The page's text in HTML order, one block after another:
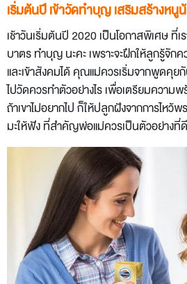
เริ่มต้นปี เข้าวัดทำบุญ เสริมสร้างหนู
เช้าวันเริ่มต้นปี 2020 เป็นโอกาสพิเศษ ที่เ
บาตร ทำบุญ นะคะ เพราะจะฝึกให้ลูกรู้จัก
และเข้าสังคมได้ คุณแม่ควรเริ่มจากพูดคุย
ไปวัดควรทำตัวอย่างไร เพื่อเตรียมความ
ถ้าเขาไม่อยากไป ก็ให้ปลูกฝังจากการไหว้
มะให้ฟัง ที่สำคัญพ่อแม่ควรเป็นตัวอย่างที่